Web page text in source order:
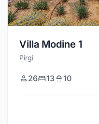
Villa Modine 1
Pirgi
26 13 10